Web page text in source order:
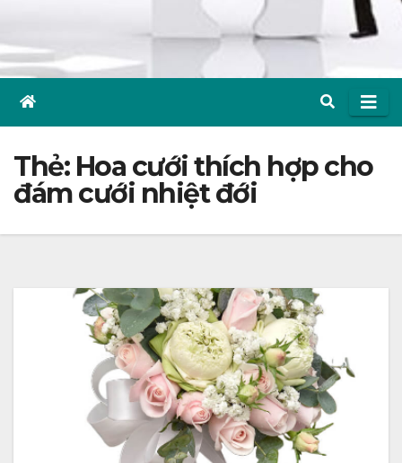
Thẻ: Hoa cưới thích hợp cho
đám cưới nhiệt đới